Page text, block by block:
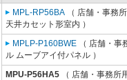
MPL-RP56BA （ 店舗・事務
天井カセット形室内 ）
MPLP-P160BWE （ 店舗・事
ル ムーブアイ付パネル ）
MPU-P56HA5 （ 店舗・事務所